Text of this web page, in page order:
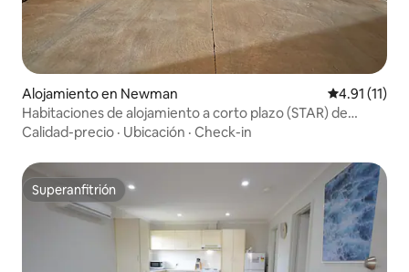
Alojamiento en Newman Calificación
4.91 (11)
Habitaciones de alojamiento a corto plazo (STAR) de
Newman
Calidad-precio · Ubicación · Check-in
Superanfitrión
Superanfitrión